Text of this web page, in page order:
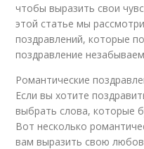
чтобы выразить свои
этой статье мы
поздравлений, которые
поздравление
Романтические
Если вы хотите
выбрать слова, которые
Вот несколько
вам выразить свою